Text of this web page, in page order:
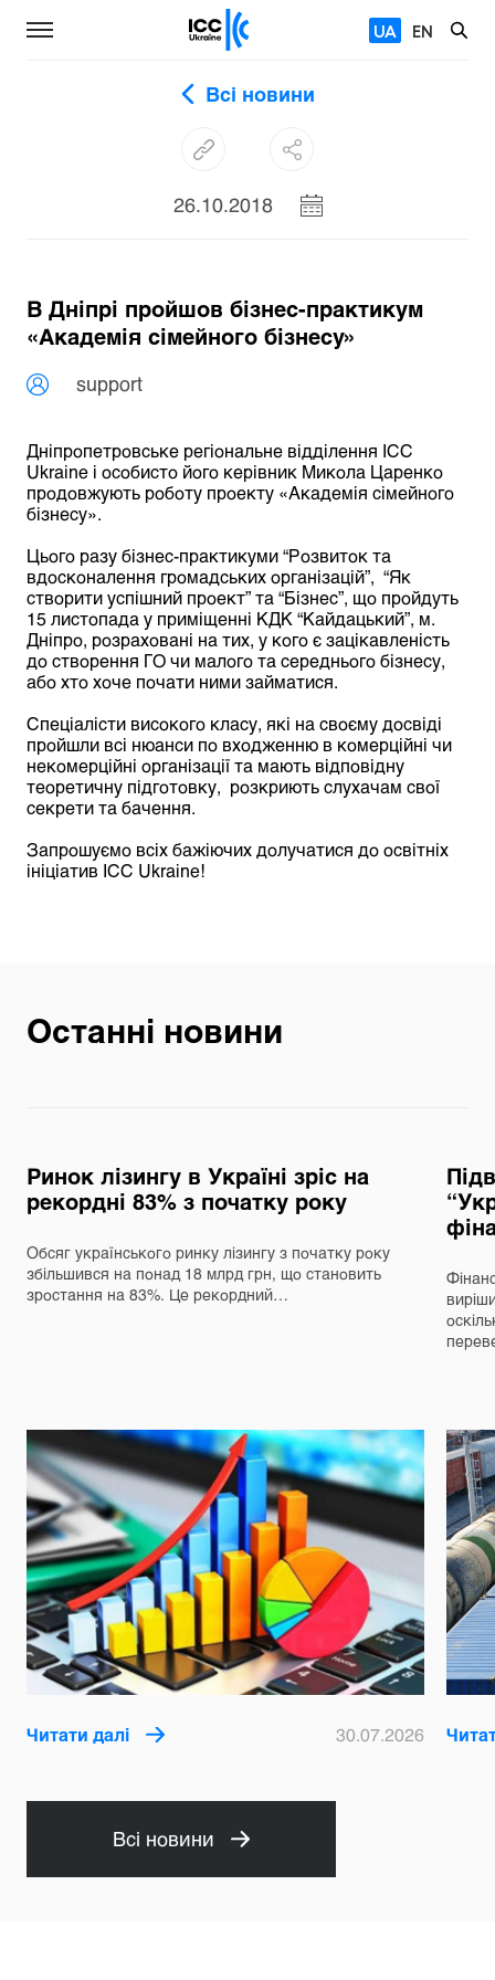
UA EN
Всі новини
26.10.2018
В Дніпрі пройшов бізнес-практикум
«Академія сімейного бізнесу»
support
Дніпропетровське регіональне відділення ІСС
Ukraine і особисто його керівник Микола Царенко
продовжують роботу проекту «Академія сімейного
бізнесу».
Цього разу бізнес-практикуми “Розвиток та
вдосконалення громадських організацій”, “Як
створити успішний проект” та “Бізнес”, що пройдуть
15 листопада у приміщенні КДК “Кайдацький”, м.
Дніпро, розраховані на тих, у кого є зацікавленість
до створення ГО чи малого та середнього бізнесу,
або хто хоче почати ними займатися.
Спеціалісти високого класу, які на своєму досвіді
пройшли всі нюанси по входженню в комерційні чи
некомерційні організації та мають відповідну
теоретичну підготовку, розкриють слухачам свої
секрети та бачення.
Запрошуємо всіх бажіючих долучатися до освітніх
ініціатив ІСС Ukraine!
Останні новини
Ринок лізингу в Україні зріс на
рекордні 83% з початку року
Обсяг українського ринку лізингу з початку року
збільшився на понад 18 млрд грн, що становить
зростання на 83%. Це рекордний…
Читати далі 30.07.2026
Всі новини